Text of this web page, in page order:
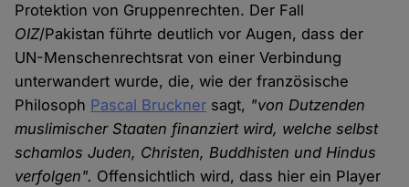
Protektion von Gruppenrechten. Der Fall
OIZ/Pakistan führte deutlich vor Augen, dass der
UN-Menschenrechtsrat von einer Verbindung
unterwandert wurde, die, wie der französische
Philosoph Pascal Bruckner sagt, "von Dutzenden
muslimischer Staaten finanziert wird, welche selbst
schamlos Juden, Christen, Buddhisten und Hindus
verfolgen". Offensichtlich wird, dass hier ein Player